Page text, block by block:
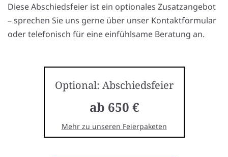
Diese Abschiedsfeier ist ein optionales Zusatzangebot
– sprechen Sie uns gerne über unser Kontaktformular
oder telefonisch für eine einfühlsame Beratung an.
Optional: Abschiedsfeier
ab 650 €
Mehr zu unseren Feierpaketen